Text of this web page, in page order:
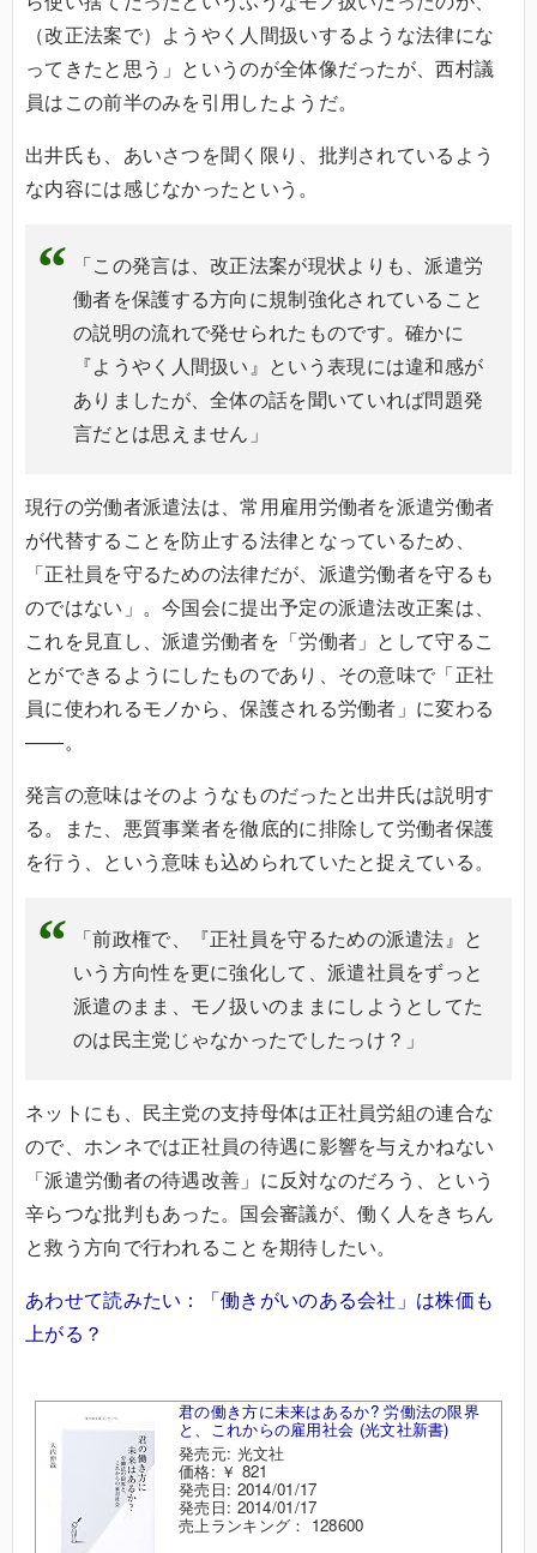
（改正法案で）ようやく人間扱いするような法律にな
ってきたと思う」というのが全体像だったが、西村議
員はこの前半のみを引用したようだ。
出井氏も、あいさつを聞く限り、批判されているよう
な内容には感じなかったという。
「この発言は、改正法案が現状よりも、派遣労
働者を保護する方向に規制強化されていること
の説明の流れで発せられたものです。確かに
『ようやく人間扱い』という表現には違和感が
ありましたが、全体の話を聞いていれば問題発
言だとは思えません」
現行の労働者派遣法は、常用雇用労働者を派遣労働者
が代替することを防止する法律となっているため、
「正社員を守るための法律だが、派遣労働者を守るも
のではない」。今国会に提出予定の派遣法改正案は、
これを見直し、派遣労働者を「労働者」として守るこ
とができるようにしたものであり、その意味で「正社
員に使われるモノから、保護される労働者」に変わる
――。
発言の意味はそのようなものだったと出井氏は説明す
る。また、悪質事業者を徹底的に排除して労働者保護
を行う、という意味も込められていたと捉えている。
「前政権で、『正社員を守るための派遣法』と
いう方向性を更に強化して、派遣社員をずっと
派遣のまま、モノ扱いのままにしようとしてた
のは民主党じゃなかったでしたっけ？」
ネットにも、民主党の支持母体は正社員労組の連合な
ので、ホンネでは正社員の待遇に影響を与えかねない
「派遣労働者の待遇改善」に反対なのだろう、という
辛らつな批判もあった。国会審議が、働く人をきちん
と救う方向で行われることを期待したい。
あわせて読みたい：「働きがいのある会社」は株価も
上がる？
君の働き方に未来はあるか? 労働法の限界
と、これからの雇用社会 (光文社新書)
発売元: 光文社
価格: ￥ 821
発売日: 2014/01/17
発売日: 2014/01/17
売上ランキング： 128600